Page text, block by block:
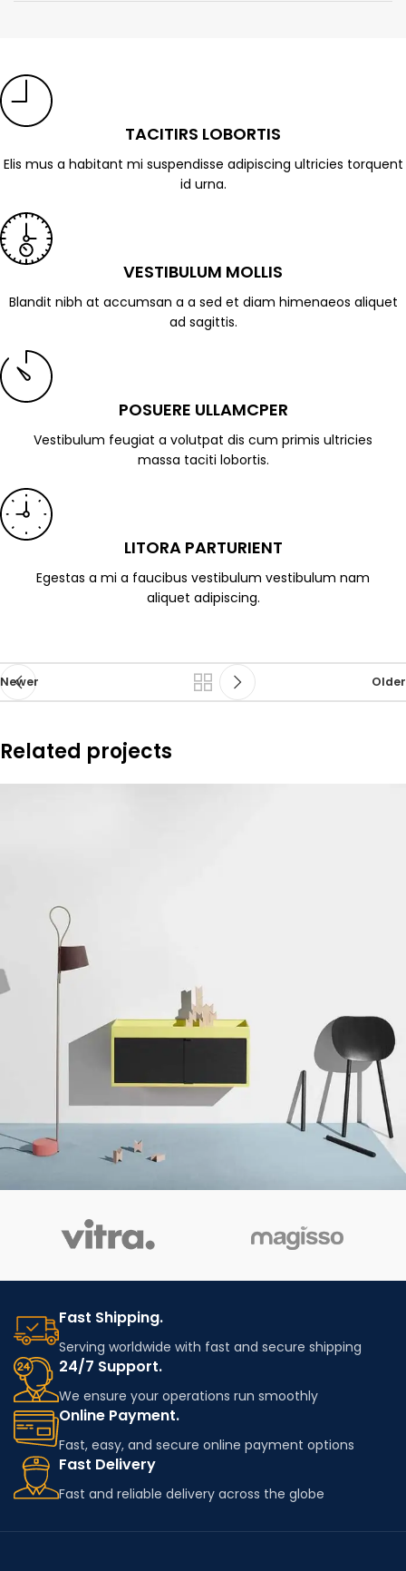
TACITIRS LOBORTIS
Elis mus a habitant mi suspendisse adipiscing ultricies torquent
id urna.
VESTIBULUM MOLLIS
Blandit nibh at accumsan a a sed et diam himenaeos aliquet
ad sagittis.
POSUERE ULLAMCPER
Vestibulum feugiat a volutpat dis cum primis ultricies
massa taciti lobortis.
LITORA PARTURIENT
Egestas a mi a faucibus vestibulum vestibulum nam
aliquet adipiscing.
Newer Older
Related projects
Kitchen
Suspendisse quam at vestibulum
Fast Shipping.
Serving worldwide with fast and secure shipping
24/7 Support.
We ensure your operations run smoothly
Online Payment.
Fast, easy, and secure online payment options
Fast Delivery
Fast and reliable delivery across the globe